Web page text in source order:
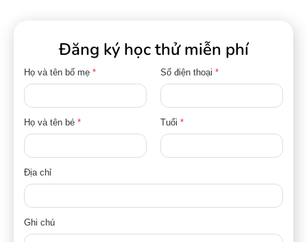
Đăng ký học thử miễn phí
Họ và tên bố mẹ * Số điện thoại *
Họ và tên bé * Tuổi *
Địa chỉ
Ghi chú